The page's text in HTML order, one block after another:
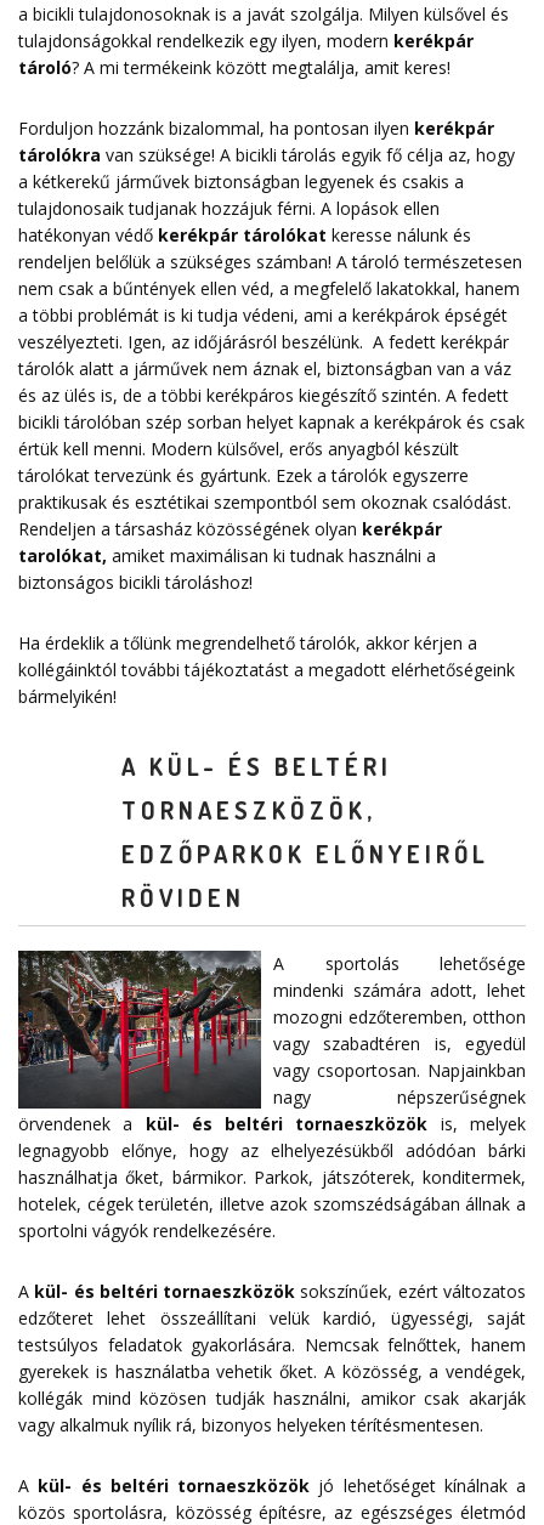
a bicikli tulajdonosoknak is a javát szolgálja. Milyen külsővel és
tulajdonságokkal rendelkezik egy ilyen, modern kerékpár
tároló? A mi termékeink között megtalálja, amit keres!
Forduljon hozzánk bizalommal, ha pontosan ilyen kerékpár
tárolókra van szüksége! A bicikli tárolás egyik fő célja az, hogy
a kétkerekű járművek biztonságban legyenek és csakis a
tulajdonosaik tudjanak hozzájuk férni. A lopások ellen
hatékonyan védő kerékpár tárolókat keresse nálunk és
rendeljen belőlük a szükséges számban! A tároló természetesen
nem csak a bűntények ellen véd, a megfelelő lakatokkal, hanem
a többi problémát is ki tudja védeni, ami a kerékpárok épségét
veszélyezteti. Igen, az időjárásról beszélünk. A fedett kerékpár
tárolók alatt a járművek nem áznak el, biztonságban van a váz
és az ülés is, de a többi kerékpáros kiegészítő szintén. A fedett
bicikli tárolóban szép sorban helyet kapnak a kerékpárok és csak
értük kell menni. Modern külsővel, erős anyagból készült
tárolókat tervezünk és gyártunk. Ezek a tárolók egyszerre
praktikusak és esztétikai szempontból sem okoznak csalódást.
Rendeljen a társasház közösségének olyan kerékpár
tarolókat, amiket maximálisan ki tudnak használni a
biztonságos bicikli tároláshoz!
Ha érdeklik a tőlünk megrendelhető tárolók, akkor kérjen a
kollégáinktól további tájékoztatást a megadott elérhetőségeink
bármelyikén!
A KÜL- ÉS BELTÉRI
TORNAESZKÖZÖK,
EDZŐPARKOK ELŐNYEIRŐL
RÖVIDEN
A sportolás lehetősége
mindenki számára adott, lehet
mozogni edzőteremben, otthon
vagy szabadtéren is, egyedül
vagy csoportosan. Napjainkban
nagy népszerűségnek
örvendenek a kül- és beltéri tornaeszközök is, melyek
legnagyobb előnye, hogy az elhelyezésükből adódóan bárki
használhatja őket, bármikor. Parkok, játszóterek, konditermek,
hotelek, cégek területén, illetve azok szomszédságában állnak a
sportolni vágyók rendelkezésére.
A kül- és beltéri tornaeszközök sokszínűek, ezért változatos
edzőteret lehet összeállítani velük kardió, ügyességi, saját
testsúlyos feladatok gyakorlására. Nemcsak felnőttek, hanem
gyerekek is használatba vehetik őket. A közösség, a vendégek,
kollégák mind közösen tudják használni, amikor csak akarják
vagy alkalmuk nyílik rá, bizonyos helyeken térítésmentesen.
A kül- és beltéri tornaeszközök jó lehetőséget kínálnak a
közös sportolásra, közösség építésre, az egészséges életmód